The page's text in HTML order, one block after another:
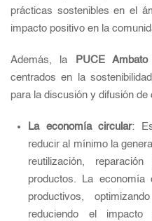
prácticas sostenibles en el
impacto positivo en la
Además, la PUCE Ambato
centrados en la
para la discusión y difusión
La economía circular:
reducir al mínimo la
reutilización,
productos. La
productivos,
reduciendo el impacto